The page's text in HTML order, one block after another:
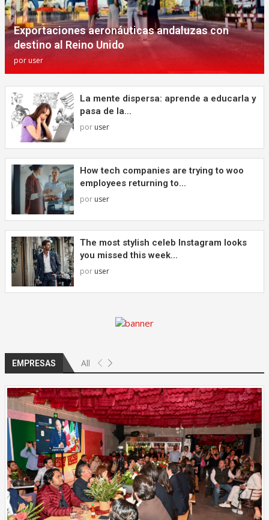
Exportaciones aeronáuticas andaluzas con
destino al Reino Unido
poruser
La mente dispersa: aprende a educarla y
pasa de la...
por user
How tech companies are trying to woo
employees returning to...
por user
The most stylish celeb Instagram looks
you missed this week...
por user
EMPRESAS All